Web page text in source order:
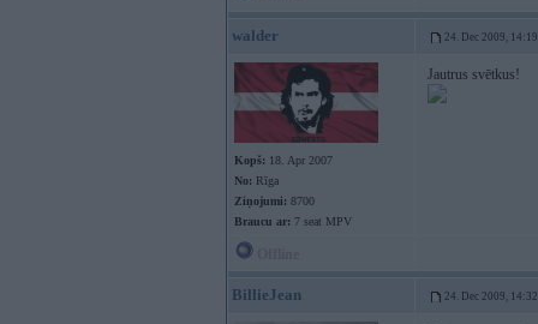
walder 24. Dec 2009, 14:19
Kopš: 18. Apr 2007
No: Rīga
Ziņojumi: 8700
Braucu ar: 7 seat MPV
Jautrus svētkus!
BillieJean 24. Dec 2009, 14:32